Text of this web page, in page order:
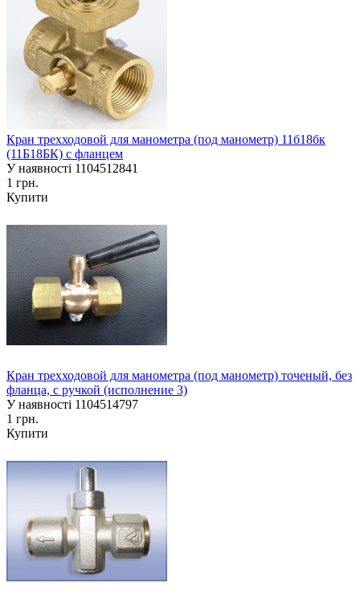
Кран трехходовой для манометра (под манометр) 11б18бк
(11Б18БК) с фланцем
У наявності 1104512841
1 грн.
Купити
Кран трехходовой для манометра (под манометр) точеный, без
фланца, с ручкой (исполнение 3)
У наявності 1104514797
1 грн.
Купити